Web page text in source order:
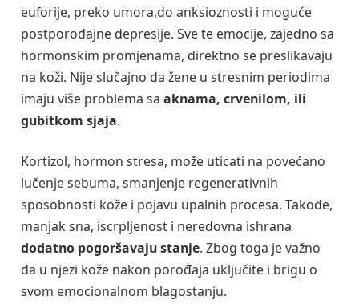
euforije, preko umora,do anksioznosti i moguće
postporođajne depresije. Sve te emocije, zajedno sa
hormonskim promjenama, direktno se preslikavaju
na koži. Nije slučajno da žene u stresnim periodima
imaju više problema sa aknama, crvenilom, ili
gubitkom sjaja.
Kortizol, hormon stresa, može uticati na povećano
lučenje sebuma, smanjenje regenerativnih
sposobnosti kože i pojavu upalnih procesa. Takođe,
manjak sna, iscrpljenost i neredovna ishrana
dodatno pogoršavaju stanje. Zbog toga je važno
da u njezi kože nakon porođaja uključite i brigu o
svom emocionalnom blagostanju.